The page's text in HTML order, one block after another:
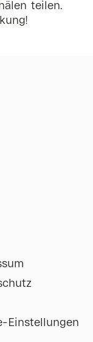
teilen.
Einstellungen